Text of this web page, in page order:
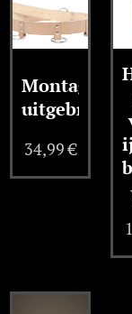
uitgebreid
34,99€